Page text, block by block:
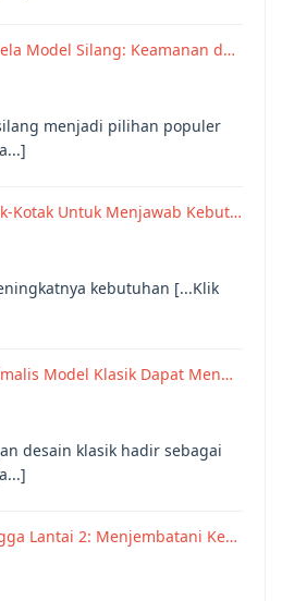
Model Silang: Keamanan d…
menjadi pilihan populer
Kotak Untuk Menjawab Kebut…
kebutuhan [...Klik
Model Klasik Dapat Men…
desain klasik hadir sebagai
Lantai 2: Menjembatani Ke…